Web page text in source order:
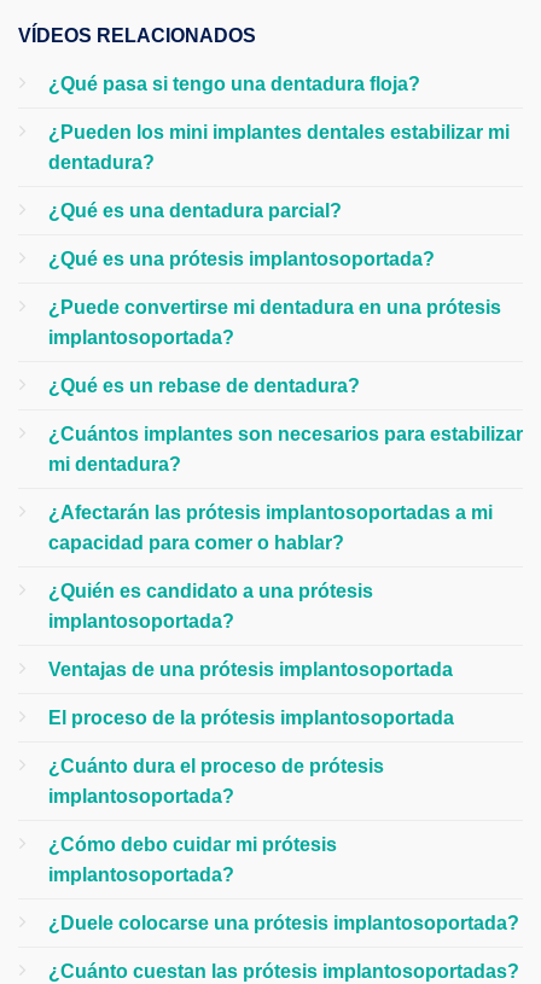
VÍDEOS RELACIONADOS
¿Qué pasa si tengo una dentadura floja?
¿Pueden los mini implantes dentales estabilizar mi
dentadura?
¿Qué es una dentadura parcial?
¿Qué es una prótesis implantosoportada?
¿Puede convertirse mi dentadura en una prótesis
implantosoportada?
¿Qué es un rebase de dentadura?
¿Cuántos implantes son necesarios para estabilizar
mi dentadura?
¿Afectarán las prótesis implantosoportadas a mi
capacidad para comer o hablar?
¿Quién es candidato a una prótesis
implantosoportada?
Ventajas de una prótesis implantosoportada
El proceso de la prótesis implantosoportada
¿Cuánto dura el proceso de prótesis
implantosoportada?
¿Cómo debo cuidar mi prótesis
implantosoportada?
¿Duele colocarse una prótesis implantosoportada?
¿Cuánto cuestan las prótesis implantosoportadas?